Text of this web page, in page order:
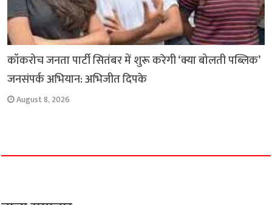
कॉकरोच जनता पार्टी सितंबर में शुरू करेगी ‘क्या बोलती पब्लिक’
जनसंपर्क अभियान: अभिजीत दिपके
August 8, 2026